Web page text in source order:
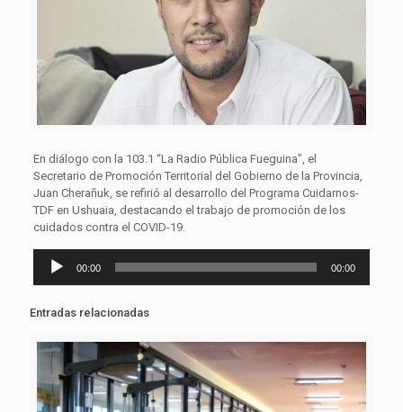
En diálogo con la 103.1 “La Radio Pública Fueguina”, el
Secretario de Promoción Territorial del Gobierno de la Provincia,
Juan Cherañuk, se refirió al desarrollo del Programa Cuidarnos-
TDF en Ushuaia, destacando el trabajo de promoción de los
cuidados contra el COVID-19.
Reproductor
00:00 00:00
Entradas relacionadas